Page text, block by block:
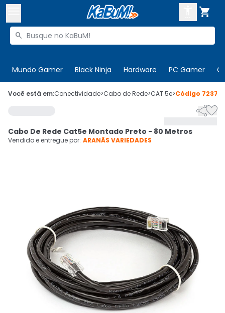

Buscar produtos

Mundo Gamer Black Ninja Hardware PC Gamer
 Olá. Acesse sua conta
Cupons
CADASTRE-SE
Você está em:Conectividade>Cabo de Rede>CAT 5e>Código 723712

Cabo De Rede Cat5e Montado Preto - 80 Metros
Vendido e entregue por: ARANÃS VARIEDADES